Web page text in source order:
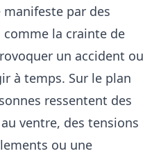
par des
comme la crainte de
un accident ou
à temps. Sur le plan
ressentent des
ventre, des tensions
ou une